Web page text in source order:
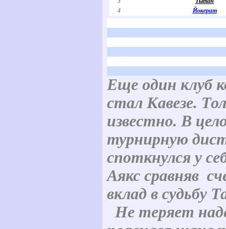
4
Йокерит
Еще один клуб
стал Кавезе.
известно. В
турнирную
споткнулся у
Аякс сравняв
вклад в судьбу
Не теряет